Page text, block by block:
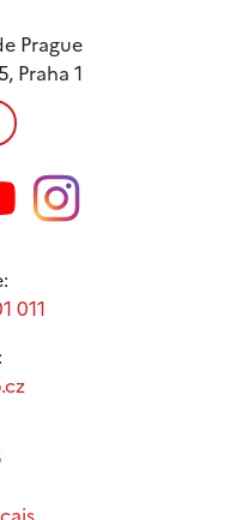
Prague
Praha 1
011